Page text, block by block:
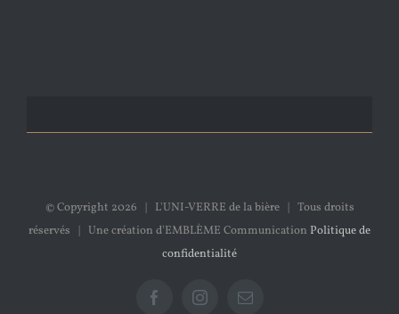
© Copyright 2026 | L'UNI-VERRE de la bière | Tous droits
réservés | Une création d'EMBLÈME Communication Politique de
confidentialité
FacebookInstagramEmail